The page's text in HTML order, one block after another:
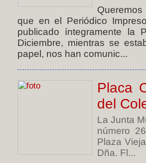
que en el Periódico
publicado íntegramente la
Diciembre, mientras se
papel, nos han comunic...
Placa
del
La Junta
número
Plaza
Dña. Fl...